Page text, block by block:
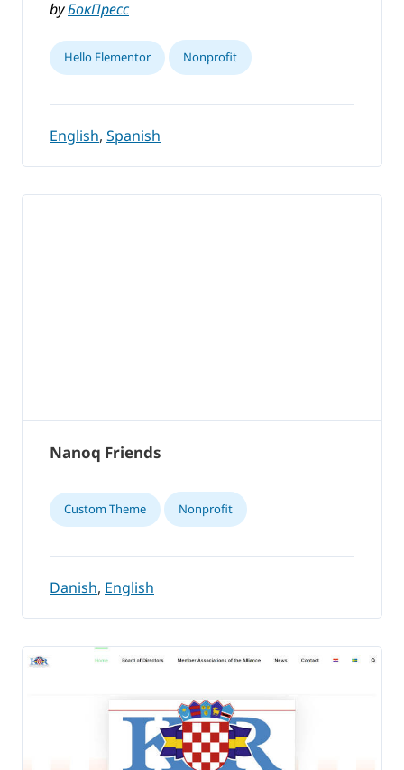
byБокПресс
Hello Elementor Nonprofit
English, Spanish
Nanoq Friends
Custom Theme Nonprofit
Danish, English